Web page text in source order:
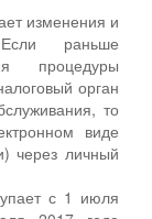
изменения и
раньше
процедуры
орган
то
виде
через личный
с 1 июля